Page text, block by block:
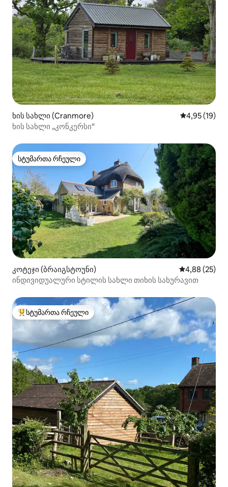
ხის სახლი (Cranmore) საშუალო
4,95 (19)
ხის სახლი „კონკერსი“
სტუმართა რჩეული
სტუმართა რჩეული
კოტეჯი (ბრაიგსტოუნი) საშუალო
4,88 (25)
ინდივიდუალური სტილის სახლი თიხის სახურავით
სტუმართა რჩეული მოწინავე ვარიანტი
სტუმართა რჩეული